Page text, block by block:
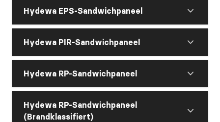
Hydewa EPS-Sandwichpaneel
Hydewa PIR-Sandwichpaneel
Hydewa RP-Sandwichpaneel
Hydewa RP-Sandwichpaneel
(Brandklassifiert)